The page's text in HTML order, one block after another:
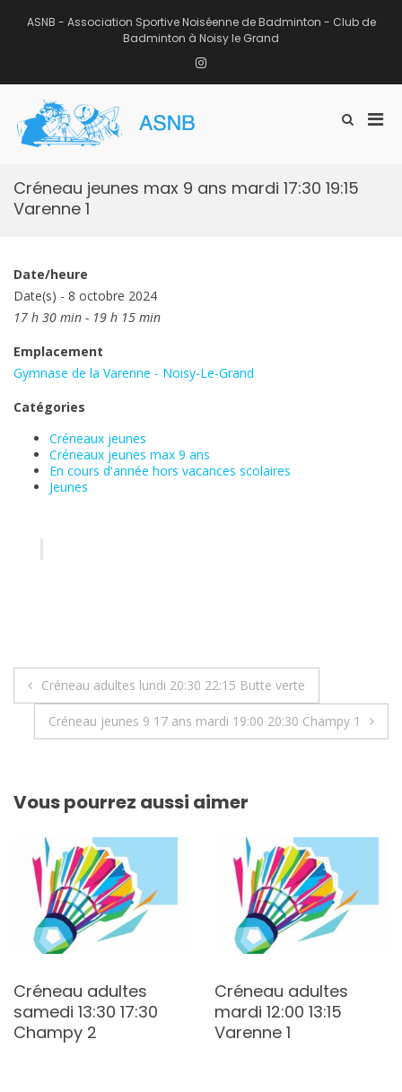
ASNB - Association Sportive Noiséenne de Badminton - Club de
Badminton à Noisy le Grand
Instagram
Afficher
recherche
Créneau jeunes max 9 ans mardi 17:30 19:15
Varenne 1
Date/heure
Date(s) - 8 octobre 2024
17 h 30 min - 19 h 15 min
Emplacement
Gymnase de la Varenne - Noisy-Le-Grand
Catégories
Créneaux jeunes
Créneaux jeunes max 9 ans
En cours d'année hors vacances scolaires
Jeunes
Navigation
Créneau adultes lundi 20:30 22:15 Butte verte
Créneau jeunes 9 17 ans mardi 19:00 20:30 Champy 1
Vous pourrez aussi aimer
Créneau adultes
samedi 13:30 17:30
Champy 2
Créneau adultes
mardi 12:00 13:15
Varenne 1